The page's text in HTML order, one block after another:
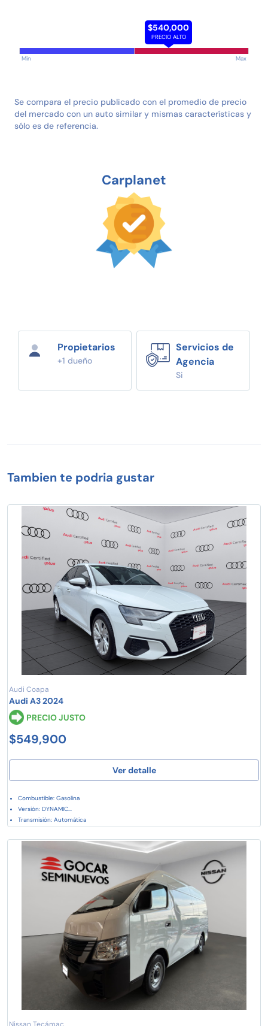
$540,000
PRECIO ALTO
Min Max
Se compara el precio publicado con el promedio de precio
del mercado con un auto similar y mismas características y
sólo es de referencia.
Carplanet
Propietarios
+1 dueño
Servicios de
Agencia
Si
Tambien te podria gustar
Audi Coapa
Audi A3 2024
PRECIO JUSTO
$549,900
Ver detalle
Combustible: Gasolina
Versión: DYNAMIC...
Transmisión: Automática